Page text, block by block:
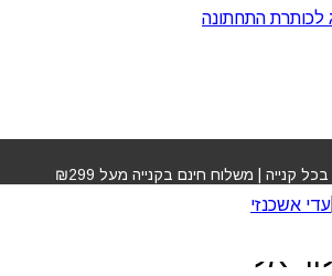
לכותרת התחתונה
קנייה | משלוח חינם בקנייה מעל ₪299
קרל